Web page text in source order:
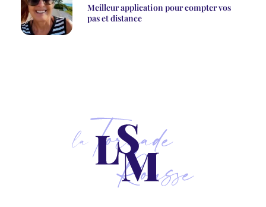
Meilleur application pour compter vos
pas et distance